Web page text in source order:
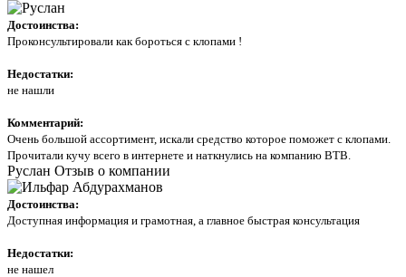
Достоинства:
Проконсультировали как бороться с клопами !
Недостатки:
не нашли
Комментарий:
Очень большой ассортимент, искали средство которое поможет с клопами.
Прочитали кучу всего в интернете и наткнулись на компанию ВТВ.
Руслан Отзыв о компании
Достоинства:
Доступная информация и грамотная, а главное быстрая консультация
Недостатки:
не нашел